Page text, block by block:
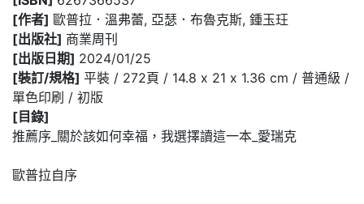
[作者] 歐普拉．溫弗蕾, 亞瑟．布魯克斯, 鍾玉玨
[出版社] 商業周刊
[出版日期] 2024/01/25
[裝訂/規格] 平裝 / 272頁 / 14.8 x 21 x 1.36 cm / 普通級 /
單色印刷 / 初版
[目錄]
推薦序_關於該如何幸福，我選擇讀這一本_愛瑞克
歐普拉自序